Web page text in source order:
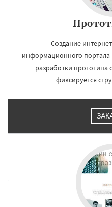
Создание
информационного портала
разработки прототипа
фиксируется